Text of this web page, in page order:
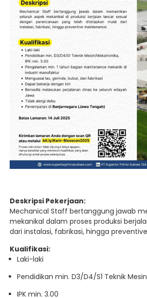
Deskripsi Pekerjaan:
Mechanical Staff bertanggung jawab
mekanikal dalam proses produksi
dari instalasi, fabrikasi, hingga
Kualifikasi:
Laki-laki
Pendidikan min. D3/D4/S1 Teknik
IPK min. 3.00